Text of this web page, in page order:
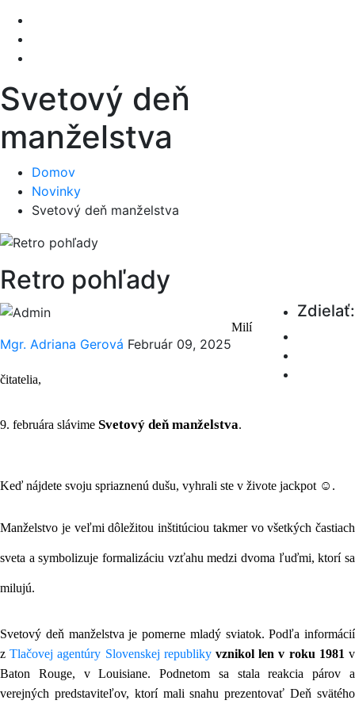
Svetový deň
manželstva
Domov
Novinky
Svetový deň manželstva
Retro pohľady
Mgr. Adriana Gerová Február 09, 2025
Zdielať:
Milí
čitatelia,
9. februára slávime Svetový deň manželstva.
Keď nájdete svoju spriaznenú dušu, vyhrali ste v živote jackpot ☺.
Manželstvo je veľmi dôležitou inštitúciou takmer vo všetkých častiach
sveta a symbolizuje formalizáciu vzťahu medzi dvoma ľuďmi, ktorí sa
milujú.
Svetový deň manželstva je pomerne mladý sviatok. Podľa informácií
zTlačovej agentúry Slovenskej republiky vznikol len v roku 1981 v
Baton Rouge, v Louisiane. Podnetom sa stala reakcia párov a
verejných predstaviteľov, ktorí mali snahu prezentovať Deň svätého